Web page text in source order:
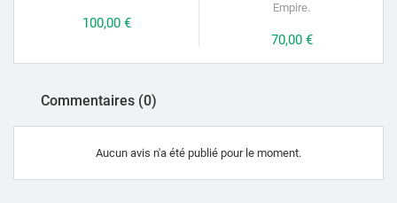
Prix
100,00 €
Empire.
Prix
70,00 €
Commentaires (0)
Aucun avis n'a été publié pour le moment.